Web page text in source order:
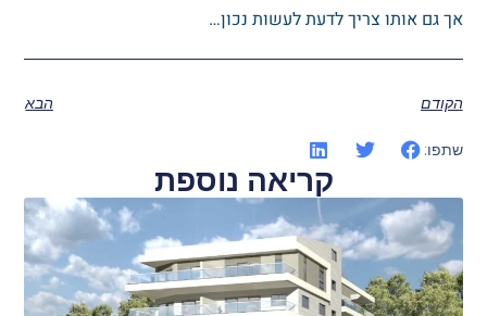
אך גם אותו צריך לדעת לעשות נכון…
הקודם הבא
שתפו:
קריאה נוספת